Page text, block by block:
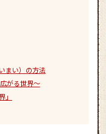
まい）の方法
がる世界～